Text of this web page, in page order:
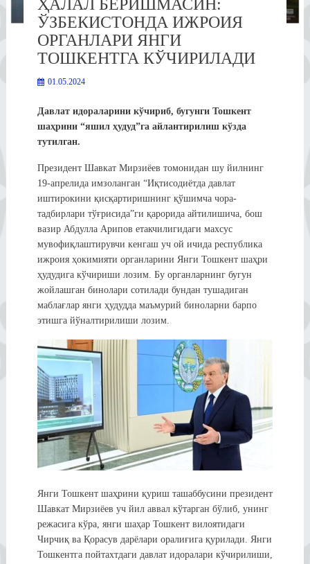
ҲАЛАЛ БЕРИШМАСИН:
ЎЗБЕКИСТОНДА ИЖРОИЯ
ОРГАНЛАРИ ЯНГИ
ТОШКЕНТГА КЎЧИРИЛАДИ
01.05.2024
Давлат идораларини кўчириб, бугунги Тошкент
шаҳрини “яшил ҳудуд”га айлантирилиш кўзда
тутилган.
Президент Шавкат Мирзиёев томонидан шу йилнинг
19-апрелида имзоланган “Иқтисодиётда давлат
иштирокини қисқартиришнинг қўшимча чора-
тадбирлари тўғрисида”ги қарорида айтилишича, бош
вазир Абдулла Арипов етакчилигидаги махсус
мувофиқлаштирувчи кенгаш уч ой ичида республика
ижроия ҳокимияти органларини Янги Тошкент шаҳри
ҳудудига кўчириши лозим. Бу органларнинг бугун
жойлашган бинолари сотилади бундан тушадиган
маблағлар янги ҳудудда маъмурий биноларни барпо
этишга йўналтирилиши лозим.
Янги Тошкент шаҳрини қуриш ташаббусини президент
Шавкат Мирзиёев уч йил аввал кўтарган бўлиб, унинг
режасига кўра, янги шаҳар Тошкент вилоятидаги
Чирчиқ ва Қорасув дарёлари оралиғига қурилади. Янги
Тошкентга пойтахтдаги давлат идоралари кўчирилиши,